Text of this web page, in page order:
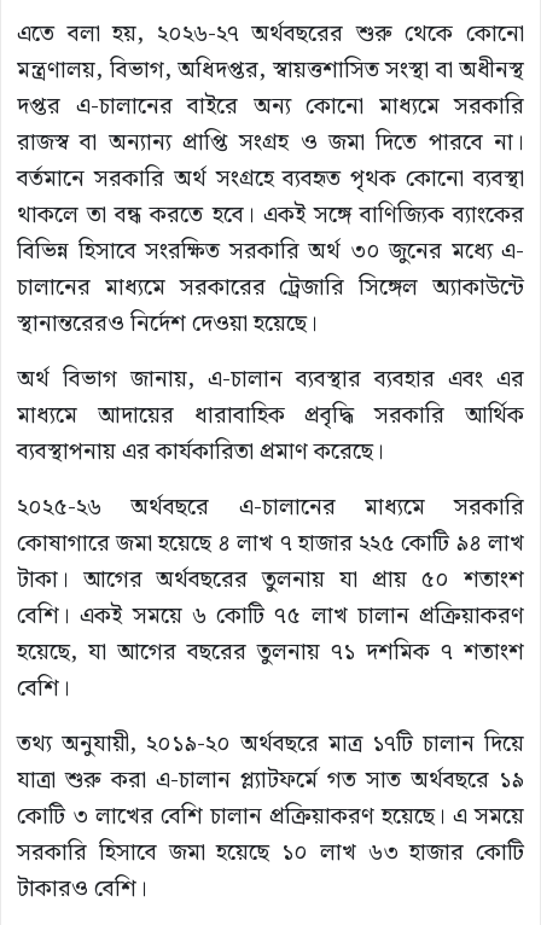
এতে বলা হয়, ২০২৬-২৭ অর্থবছরের শুরু থেকে কোনো
মন্ত্রণালয়, বিভাগ, অধিদপ্তর, স্বায়ত্তশাসিত সংস্থা বা অধীনস্থ
দপ্তর এ-চালানের বাইরে অন্য কোনো মাধ্যমে সরকারি
রাজস্ব বা অন্যান্য প্রাপ্তি সংগ্রহ ও জমা দিতে পারবে না।
বর্তমানে সরকারি অর্থ সংগ্রহে ব্যবহৃত পৃথক কোনো ব্যবস্থা
থাকলে তা বন্ধ করতে হবে। একই সঙ্গে বাণিজ্যিক ব্যাংকের
বিভিন্ন হিসাবে সংরক্ষিত সরকারি অর্থ ৩০ জুনের মধ্যে এ-
চালানের মাধ্যমে সরকারের ট্রেজারি সিঙ্গেল অ্যাকাউন্টে
স্থানান্তরেরও নির্দেশ দেওয়া হয়েছে।
অর্থ বিভাগ জানায়, এ-চালান ব্যবস্থার ব্যবহার এবং এর
মাধ্যমে আদায়ের ধারাবাহিক প্রবৃদ্ধি সরকারি আর্থিক
ব্যবস্থাপনায় এর কার্যকারিতা প্রমাণ করেছে।
২০২৫-২৬ অর্থবছরে এ-চালানের মাধ্যমে সরকারি
কোষাগারে জমা হয়েছে ৪ লাখ ৭ হাজার ২২৫ কোটি ৯৪ লাখ
টাকা। আগের অর্থবছরের তুলনায় যা প্রায় ৫০ শতাংশ
বেশি। একই সময়ে ৬ কোটি ৭৫ লাখ চালান প্রক্রিয়াকরণ
হয়েছে, যা আগের বছরের তুলনায় ৭১ দশমিক ৭ শতাংশ
বেশি।
তথ্য অনুযায়ী, ২০১৯-২০ অর্থবছরে মাত্র ১৭টি চালান দিয়ে
যাত্রা শুরু করা এ-চালান প্ল্যাটফর্মে গত সাত অর্থবছরে ১৯
কোটি ৩ লাখের বেশি চালান প্রক্রিয়াকরণ হয়েছে। এ সময়ে
সরকারি হিসাবে জমা হয়েছে ১০ লাখ ৬৩ হাজার কোটি
টাকারও বেশি।